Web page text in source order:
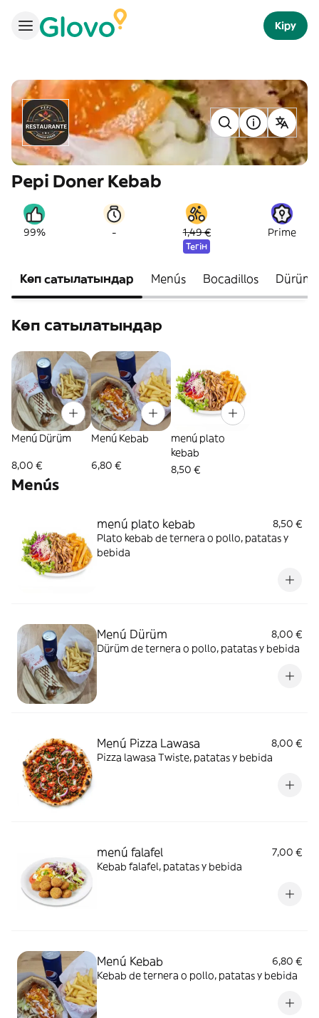
Кіру
Pepi Doner Kebab
99% - 1,49 €
Тегін
Prime
Көп сатылатындар Menús Bocadillos Dürüm
Көп сатылатындар
Menú Dürüm
8,00 €
Menú Kebab
6,80 €
menú plato
kebab
8,50 €
Menús
menú plato kebab
8,50 €
Plato kebab de ternera o pollo, patatas y
bebida
Menú Dürüm
8,00 €
Dürüm de ternera o pollo, patatas y bebida
Menú Pizza Lawasa
8,00 €
Pizza lawasa Twiste, patatas y bebida
menú falafel
7,00 €
Kebab falafel, patatas y bebida
Menú Kebab
6,80 €
Kebab de ternera o pollo, patatas y bebida